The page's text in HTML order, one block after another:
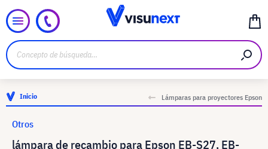
Inicio Lámparas para proyectores Epson
lámpara de recambio para Epson EB-S27, EB-
Otros